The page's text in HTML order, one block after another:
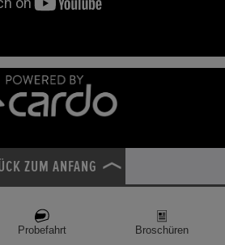
ZUM ANFANG
Probefahrt Broschüren